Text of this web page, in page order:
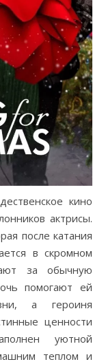
кино
актрисы.
после катания
в скромном
за обычную
помогают ей
а героиня
ценности
уютной
теплом и